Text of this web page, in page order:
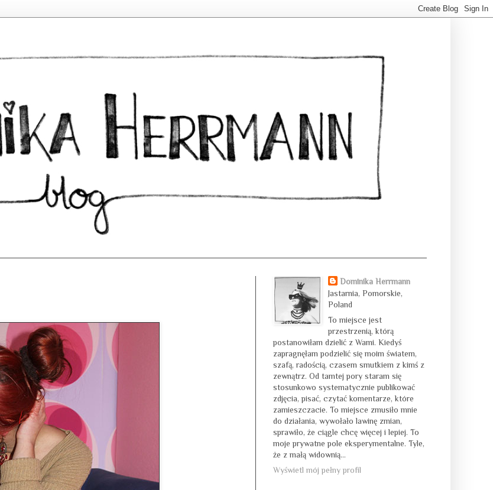
Dominika Herrmann
Jastarnia, Pomorskie,
Poland
To miejsce jest
przestrzenią, którą
postanowiłam dzielić z Wami. Kiedyś
zapragnęłam podzielić się moim światem,
szafą, radością, czasem smutkiem z kimś z
zewnątrz. Od tamtej pory staram się
stosunkowo systematycznie publikować
zdjęcia, pisać, czytać komentarze, które
zamieszczacie. To miejsce zmusiło mnie
do działania, wywołało lawinę zmian,
sprawiło, że ciągle chcę więcej i lepiej. To
moje prywatne pole eksperymentalne. Tyle,
że z małą widownią...
Wyświetl mój pełny profil